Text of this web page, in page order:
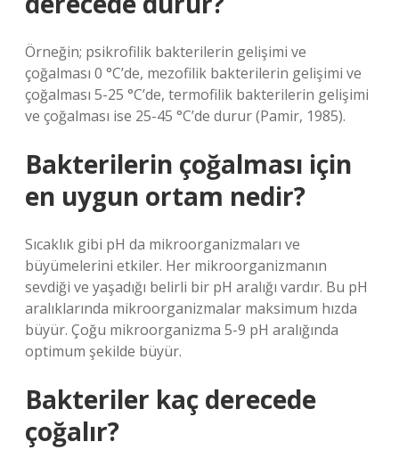
Örneğin; psikrofilik bakterilerin gelişimi ve
çoğalması 0 °C’de, mezofilik bakterilerin gelişimi ve
çoğalması 5-25 °C’de, termofilik bakterilerin gelişimi
ve çoğalması ise 25-45 °C’de durur (Pamir, 1985).
Bakterilerin çoğalması için
en uygun ortam nedir?
Sıcaklık gibi pH da mikroorganizmaları ve
büyümelerini etkiler. Her mikroorganizmanın
sevdiği ve yaşadığı belirli bir pH aralığı vardır. Bu pH
aralıklarında mikroorganizmalar maksimum hızda
büyür. Çoğu mikroorganizma 5-9 pH aralığında
optimum şekilde büyür.
Bakteriler kaç derecede
çoğalır?